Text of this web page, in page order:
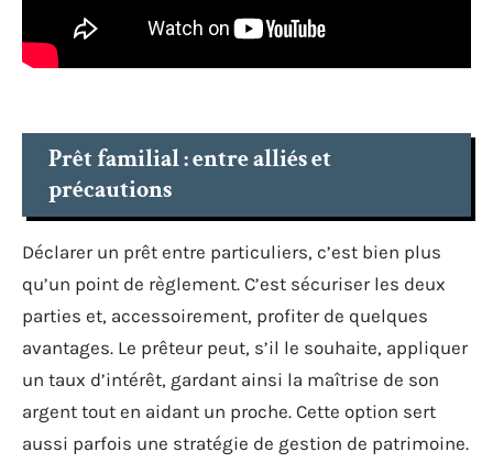
Prêt familial : entre alliés et
précautions
Déclarer un prêt entre particuliers, c’est bien plus
qu’un point de règlement. C’est sécuriser les deux
parties et, accessoirement, profiter de quelques
avantages. Le prêteur peut, s’il le souhaite, appliquer
un taux d’intérêt, gardant ainsi la maîtrise de son
argent tout en aidant un proche. Cette option sert
aussi parfois une stratégie de gestion de patrimoine.